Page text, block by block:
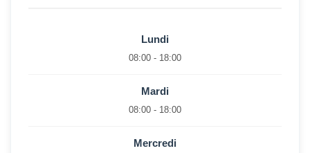
Lundi
08:00 - 18:00
Mardi
08:00 - 18:00
Mercredi